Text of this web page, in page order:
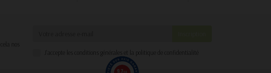
nos
J'accepte les conditions générales et la politique de confidentialité
9.7